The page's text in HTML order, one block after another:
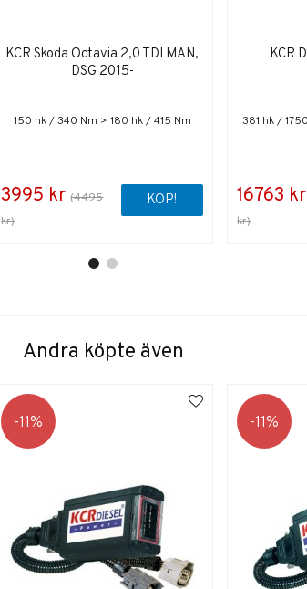
KCR Skoda Octavia 2,0 TDI MAN,
DSG 2015-
150 hk / 340 Nm > 180 hk / 415 Nm
3995 kr (4495
kr)
KÖP!
KCR
381 hk /
16763 kr
kr)
Andra köpte även
11 11